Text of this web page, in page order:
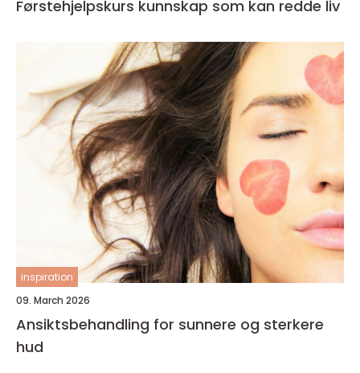
Førstehjelpskurs kunnskap som kan redde liv
inspiration
09. March 2026
Ansiktsbehandling for sunnere og sterkere
hud